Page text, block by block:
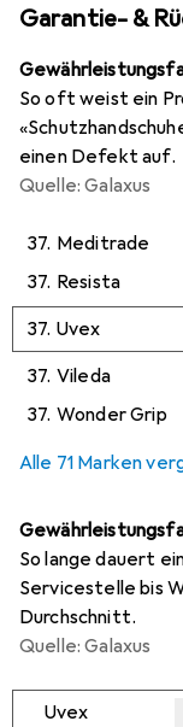
Garantie- &
So oft weist ein
einen Defekt auf.
Quelle: Galaxus
37. Meditrade
37. Resista
0,1
37. Uvex
0,1
37. Vileda
37. Wonder Grip
Alle 71 Marken
So lange dauert
Servicestelle bis
Durchschnitt.
Quelle: Galaxus
Uvex